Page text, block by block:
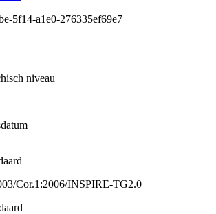
5f14-a1e0-276335ef69e7
niveau
Cor.1:2006/INSPIRE-TG2.0